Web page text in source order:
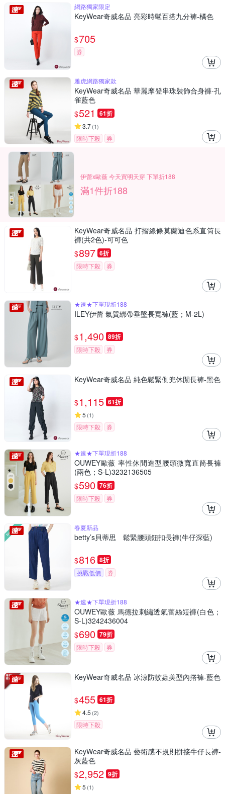
網路獨家限定
KeyWear奇威名品 亮彩時髦百搭九分褲-橘色
$705
券
雅虎網路獨家款
KeyWear奇威名品 華麗摩登串珠裝飾合身褲-孔
雀藍色
$521 61折
3.7(1)
限時下殺 券
伊蕾x歐薇 今天買明天穿 下單折188
滿1件折188
KeyWear奇威名品 打摺線條莫蘭迪色系直筒長
褲(共2色)-可可色
$897 6折
限時下殺 券
★速★下單現折188
ILEY伊蕾 氣質綁帶垂墜長寬褲(藍；M-2L)
$1,490 89折
限時下殺 券
KeyWear奇威名品 純色鬆緊側兜休閒長褲-黑色
$1,115 61折
5 (1)
限時下殺 券
★速★下單現折188
OUWEY歐薇 率性休閒造型腰頭微寬直筒長褲
(兩色；S-L)3232136505
$590 76折
限時下殺 券
春夏新品
betty’s貝蒂思 鬆緊腰頭鈕扣長褲(牛仔深藍)
$816 8折
挑戰低價 券
★速★下單現折188
OUWEY歐薇 馬德拉刺繡透氣蕾絲短褲(白色；
S-L)3242436004
$690 79折
限時下殺 券
KeyWear奇威名品 冰涼防蚊蟲美型內撘褲-藍色
$455 61折
4.5 (2)
限時下殺
KeyWear奇威名品 藝術感不規則拼接牛仔長褲-
灰藍色
$2,952 9折
5 (1)